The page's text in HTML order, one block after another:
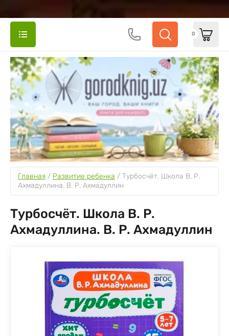
0
Главная / Развитие ребенка / Турбосчёт. Школа В. Р.
Ахмадуллина. В. Р. Ахмадуллин
Турбосчёт. Школа В. Р.
Ахмадуллина. В. Р. Ахмадуллин